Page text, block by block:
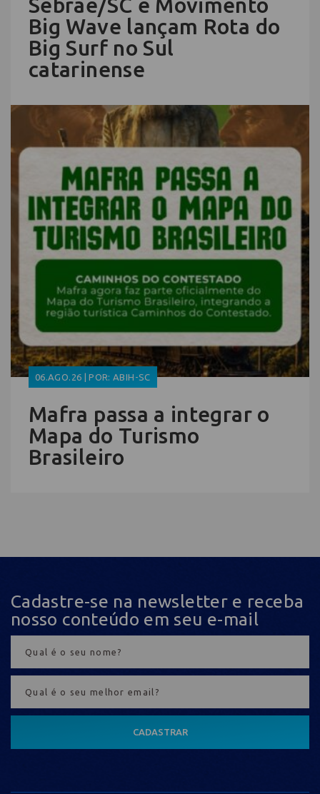
Sebrae/SC e Movimento
Big Wave lançam Rota do
Big Surf no Sul
catarinense
06.AGO.26 | POR: ABIH-SC
Mafra passa a integrar o
Mapa do Turismo
Brasileiro
Cadastre-se na newsletter e receba
nosso conteúdo em seu e-mail
CADASTRAR